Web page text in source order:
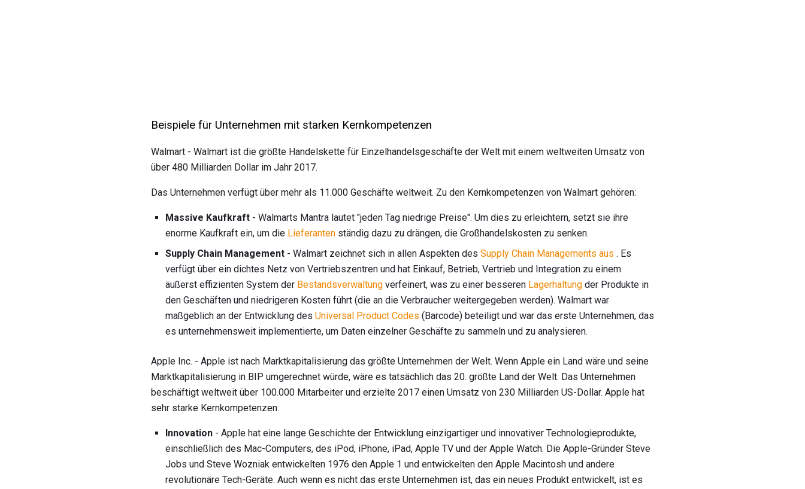
Beispiele für Unternehmen mit starken Kernkompetenzen
Walmart - Walmart ist die größte Handelskette für Einzelhandelsgeschäfte der Welt mit einem weltweiten Umsatz von
über 480 Milliarden Dollar im Jahr 2017.
Das Unternehmen verfügt über mehr als 11.000 Geschäfte weltweit. Zu den Kernkompetenzen von Walmart gehören:
Massive Kaufkraft - Walmarts Mantra lautet "jeden Tag niedrige Preise". Um dies zu erleichtern, setzt sie ihre
enorme Kaufkraft ein, um die Lieferanten ständig dazu zu drängen, die Großhandelskosten zu senken.
Supply Chain Management - Walmart zeichnet sich in allen Aspekten des Supply Chain Managements aus . Es
verfügt über ein dichtes Netz von Vertriebszentren und hat Einkauf, Betrieb, Vertrieb und Integration zu einem
äußerst effizienten System der Bestandsverwaltung verfeinert, was zu einer besseren Lagerhaltung der Produkte in
den Geschäften und niedrigeren Kosten führt (die an die Verbraucher weitergegeben werden). Walmart war
maßgeblich an der Entwicklung des Universal Product Codes (Barcode) beteiligt und war das erste Unternehmen, das
es unternehmensweit implementierte, um Daten einzelner Geschäfte zu sammeln und zu analysieren.
Apple Inc. - Apple ist nach Marktkapitalisierung das größte Unternehmen der Welt. Wenn Apple ein Land wäre und seine
Marktkapitalisierung in BIP umgerechnet würde, wäre es tatsächlich das 20. größte Land der Welt. Das Unternehmen
beschäftigt weltweit über 100.000 Mitarbeiter und erzielte 2017 einen Umsatz von 230 Milliarden US-Dollar. Apple hat
sehr starke Kernkompetenzen:
Innovation - Apple hat eine lange Geschichte der Entwicklung einzigartiger und innovativer Technologieprodukte,
einschließlich des Mac-Computers, des iPod, iPhone, iPad, Apple TV und der Apple Watch. Die Apple-Gründer Steve
Jobs und Steve Wozniak entwickelten 1976 den Apple 1 und entwickelten den Apple Macintosh und andere
revolutionäre Tech-Geräte. Auch wenn es nicht das erste Unternehmen ist, das ein neues Produkt entwickelt, ist es